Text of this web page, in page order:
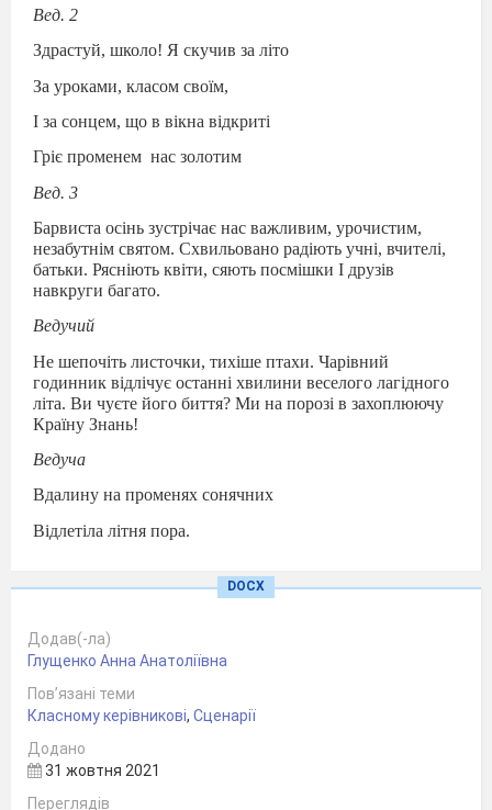
Вед. 2
Здрастуй, школо! Я скучив за літо
За уроками, класом своїм,
І за сонцем, що в вікна відкриті
Гріє променем нас золотим
Вед. 3
Барвиста осінь зустрічає нас важливим, урочистим,
незабутнім святом. Схвильовано радіють учні, вчителі,
батьки. Рясніють квіти, сяють посмішки І друзів
навкруги багато.
Ведучий
Не шепочіть листочки, тихіше птахи. Чарівний
годинник відлічує останні хвилини веселого лагідного
літа. Ви чуєте його биття? Ми на порозі в захоплюючу
Країну Знань!
Ведуча
Вдалину на променях сонячних
Відлетіла літня пора.
У блакитне свічадо Дніпра.
На світанку вишнева хмарина
Білим цвітом закутала сад.
Задивилась моя Україна
В чисті очі своїх немовлят.
Ведучий
DOCX
Додав(-ла)
Глущенко Анна Анатоліївна
Пов’язані теми
Класному керівникові, Сценарії
Додано
31 жовтня 2021
Переглядів